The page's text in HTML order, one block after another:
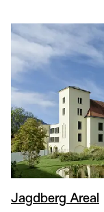
Jagdberg Areal